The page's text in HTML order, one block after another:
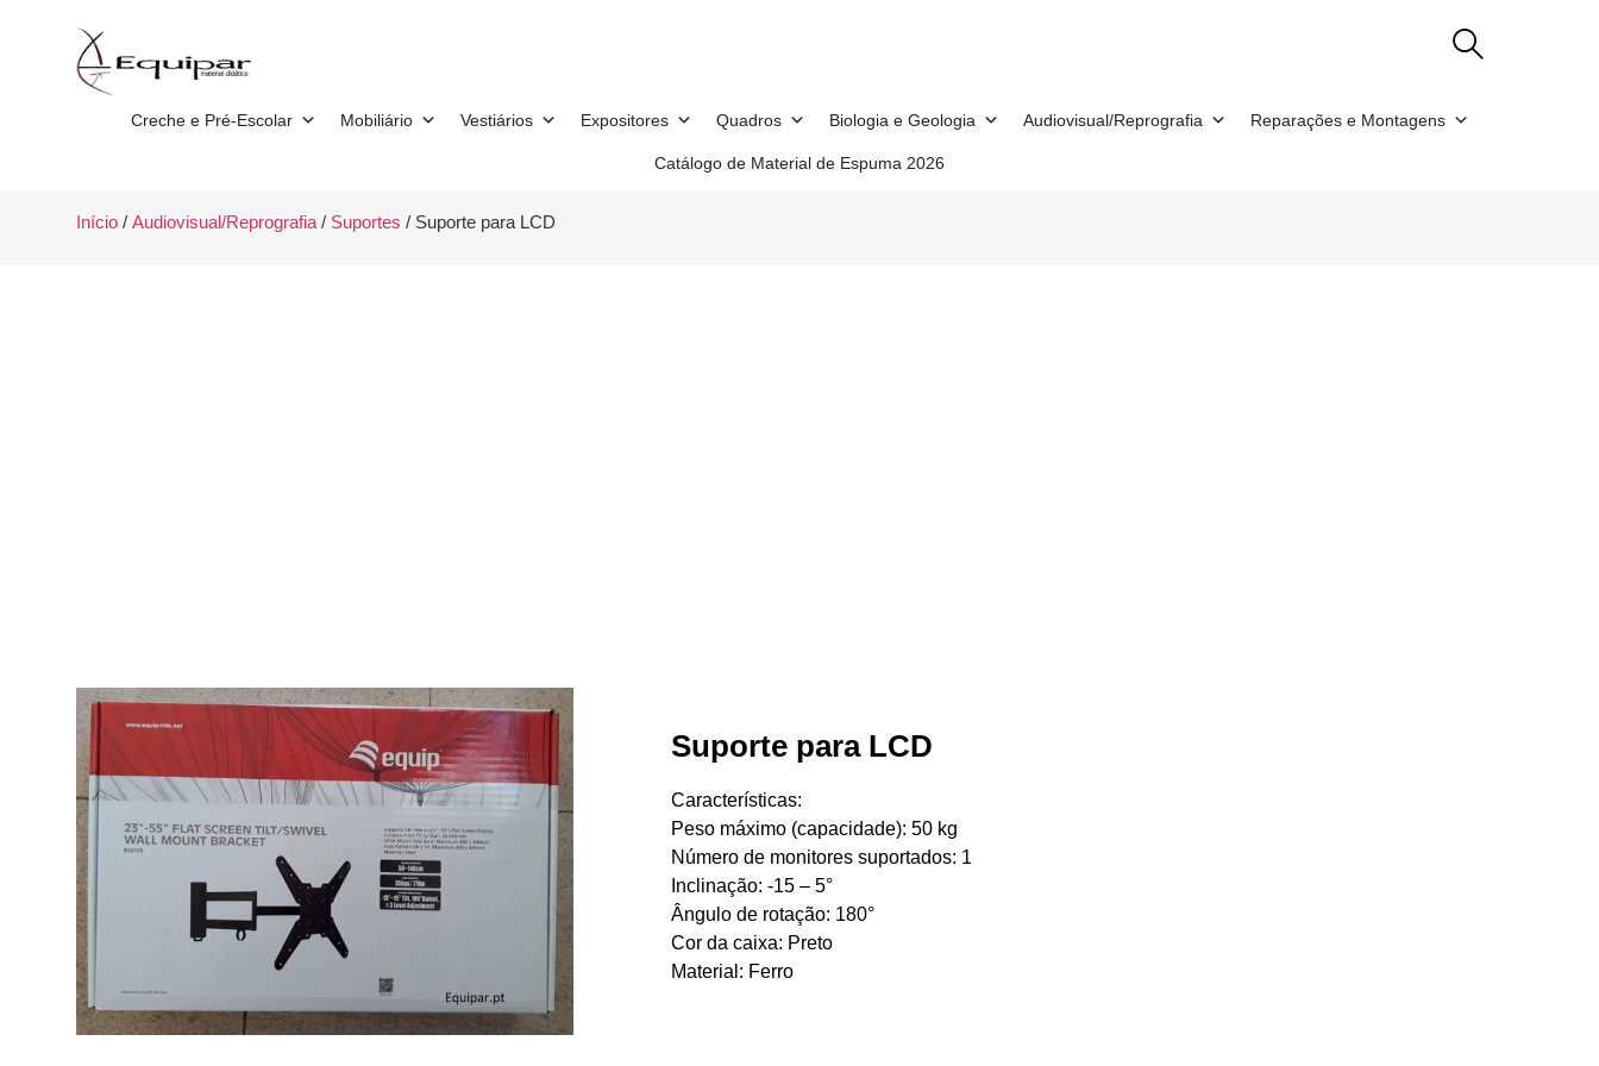
Creche e Pré-Escolar Mobiliário Vestiários Expositores Quadros Biologia e Geologia Audiovisual/Reprografia Reparações e Montagens
Catálogo de Material de Espuma 2026
Início/ Audiovisual/Reprografia/ Suportes / Suporte para LCD
Suporte para LCD
Características:
Peso máximo (capacidade): 50 kg
Número de monitores suportados: 1
Inclinação: -15 – 5°
Ângulo de rotação: 180°
Cor da caixa: Preto
Material: Ferro